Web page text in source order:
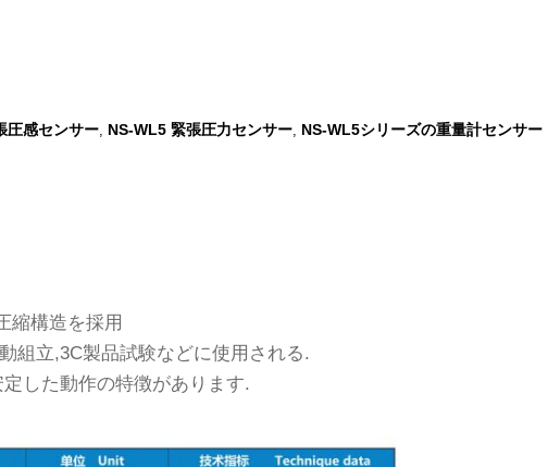
圧感センサー, NS-WL5 緊張圧力センサー, NS-WL5シリーズの重量計センサー
縮構造を採用
組立,3C製品試験などに使用される.
した動作の特徴があります.